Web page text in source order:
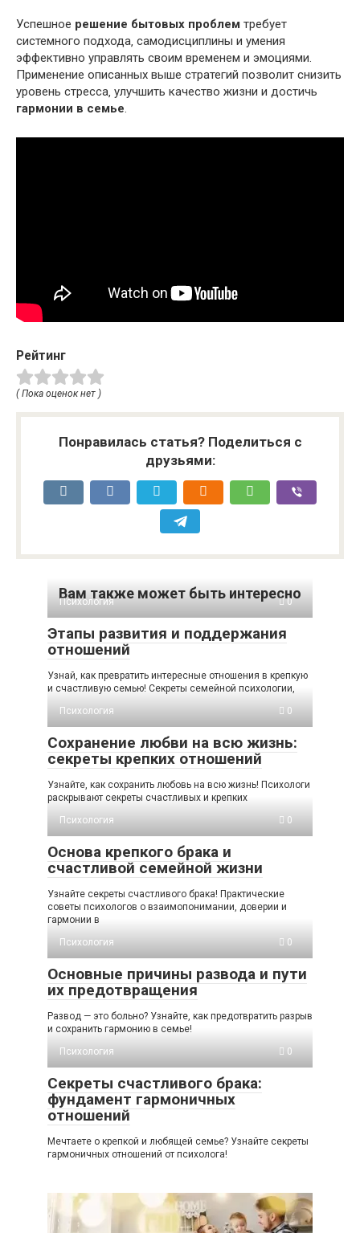
Успешное решение бытовых проблем требует
системного подхода‚ самодисциплины и умения
эффективно управлять своим временем и эмоциями.
Применение описанных выше стратегий позволит снизить
уровень стресса‚ улучшить качество жизни и достичь
гармонии в семье.
Рейтинг
( Пока оценок нет )
Понравилась статья? Поделиться с
друзьями:
Вам также может быть интересно
Психология 0
Этапы развития и поддержания
отношений
Узнай, как превратить интересные отношения в крепкую
и счастливую семью! Секреты семейной психологии,
Психология
0
Сохранение любви на всю жизнь:
секреты крепких отношений
Узнайте, как сохранить любовь на всю жизнь! Психологи
раскрывают секреты счастливых и крепких
Психология
0
Основа крепкого брака и
счастливой семейной жизни
Узнайте секреты счастливого брака! Практические
советы психологов о взаимопонимании, доверии и
гармонии в
Психология
0
Основные причины развода и пути
их предотвращения
Развод — это больно? Узнайте, как предотвратить разрыв
и сохранить гармонию в семье!
Психология
0
Секреты счастливого брака:
фундамент гармоничных
отношений
Мечтаете о крепкой и любящей семье? Узнайте секреты
гармоничных отношений от психолога!